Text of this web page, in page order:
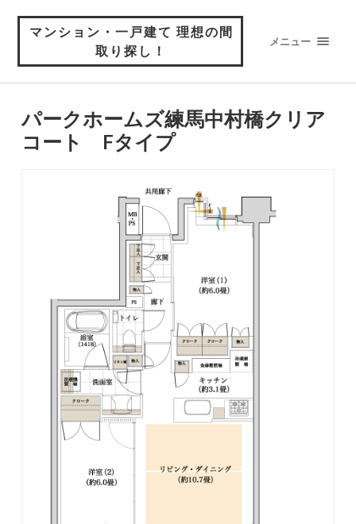
マンション・一戸建て 理想の間
取り探し！
メニュー
パークホームズ練馬中村橋クリア
コート Fタイプ